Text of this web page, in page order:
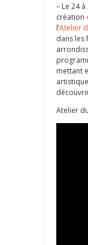
– Le 24 à
création
l’Atelier
dans les
mettant
Atelier